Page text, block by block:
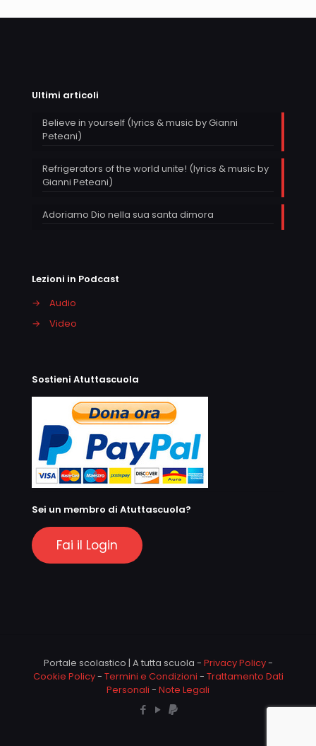
Ultimi articoli
Believe in yourself (lyrics & music by Gianni
Peteani)
Refrigerators of the world unite! (lyrics & music by
Gianni Peteani)
Adoriamo Dio nella sua santa dimora
Lezioni in Podcast
→
Audio
→
Video
Sostieni Atuttascuola
Sei un membro di Atuttascuola?
Fai il Login
Portale scolastico | A tutta scuola - Privacy Policy-
Cookie Policy- Termini e Condizioni - Trattamento Dati
Personali - Note Legali